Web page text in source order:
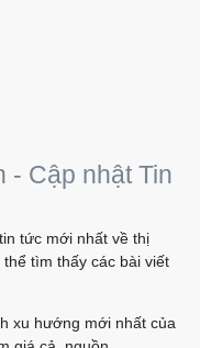
- Cập nhật Tin
tức mới nhất về thị
tìm thấy các bài viết
xu hướng mới nhất của